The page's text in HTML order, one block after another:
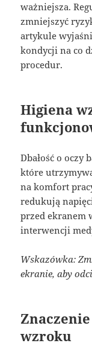
ważniejsza.
zmniejszyć
artykule
kondycji na co
procedur.
Higiena
Dbałość o oczy
które
na komfort
redukują
przed ekranem
interwencji
Wskazówka:
ekranie, aby
wzroku